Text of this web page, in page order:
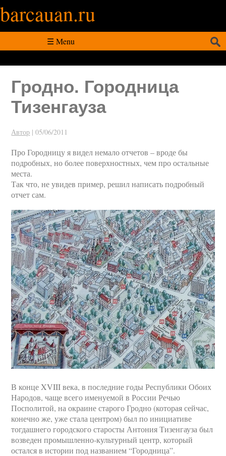
barcauan.ru
☰ Menu
Гродно. Городница
Тизенгауза
Автор |05/06/2011
Про Городницу я видел немало отчетов – вроде бы
подробных, но более поверхностных, чем про остальные
места.
Так что, не увидев пример, решил написать подробный
отчет сам.
В конце XVIII века, в последние годы Республики Обоих
Народов, чаще всего именуемой в России Речью
Посполитой, на окраине старого Гродно (которая сейчас,
конечно же, уже стала центром) был по инициативе
тогдашнего городского старосты Антония Тизенгауза был
возведен промышленно-культурный центр, который
остался в истории под названием “Городница”.